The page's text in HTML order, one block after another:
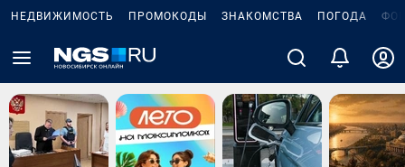
НЕДВИЖИМОСТЬ ПРОМОКОДЫ ЗНАКОМСТВА ПОГОДА